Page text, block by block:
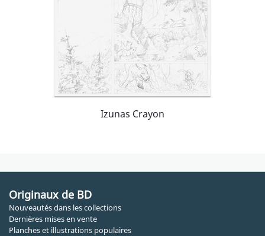
Izunas Crayon
Originaux de BD
Nouveautés dans les collections
Dernières mises en vente
Planches et illustrations populaires